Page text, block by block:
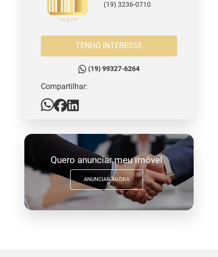
(19) 3236-0710
TENHO INTERESSE
(19) 99327-6264
Compartilhar:
Quero anunciar meu imóvel
ANUNCIAR AGORA